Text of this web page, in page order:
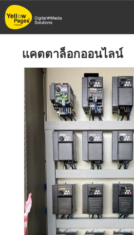
ข้าม
ไป
แคตตาล็อกออนไลน์